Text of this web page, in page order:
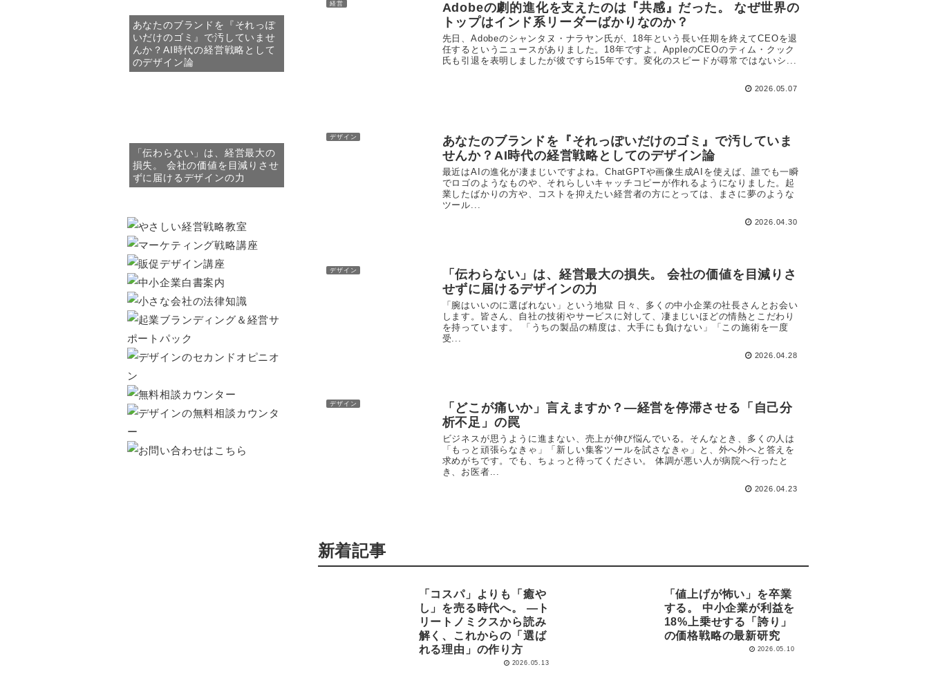
経営
Adobeの劇的進化を支えたのは『共感』だった。 なぜ世界の
トップはインド系リーダーばかりなのか？
先日、Adobeのシャンタヌ・ナラヤン氏が、18年という長い任期を終えてCEOを退
任するというニュースがありました。18年ですよ。AppleのCEOのティム・クック
氏も引退を表明しましたが彼ですら15年です。変化のスピードが尋常ではないシ...
2026.05.07
デザイン
あなたのブランドを『それっぽいだけのゴミ』で汚していま
せんか？AI時代の経営戦略としてのデザイン論
最近はAIの進化が凄まじいですよね。ChatGPTや画像生成AIを使えば、誰でも一瞬
でロゴのようなものや、それらしいキャッチコピーが作れるようになりました。起
業したばかりの方や、コストを抑えたい経営者の方にとっては、まさに夢のような
ツール...
2026.04.30
デザイン
「伝わらない」は、経営最大の損失。 会社の価値を目減りさ
せずに届けるデザインの力
「腕はいいのに選ばれない」という地獄 日々、多くの中小企業の社長さんとお会い
します。皆さん、自社の技術やサービスに対して、凄まじいほどの情熱とこだわり
を持っています。 「うちの製品の精度は、大手にも負けない」「この施術を一度
受...
2026.04.28
デザイン
「どこが痛いか」言えますか？―経営を停滞させる「自己分
析不足」の罠
ビジネスが思うように進まない、売上が伸び悩んでいる。そんなとき、多くの人は
「もっと頑張らなきゃ」「新しい集客ツールを試さなきゃ」と、外へ外へと答えを
求めがちです。でも、ちょっと待ってください。 体調が悪い人が病院へ行ったと
き、お医者...
2026.04.23
新着記事
「コスパ」よりも「癒や
し」を売る時代へ。 —ト
リートノミクスから読み
解く、これからの「選ば
れる理由」の作り方
2026.05.13
「値上げが怖い」を卒業
する。 中小企業が利益を
18%上乗せする「誇り」
の価格戦略の最新研究
2026.05.10
あなたのブランドを『それっぽ
いだけのゴミ』で汚していませ
んか？AI時代の経営戦略として
のデザイン論
「伝わらない」は、経営最大の
損失。 会社の価値を目減りさせ
ずに届けるデザインの力